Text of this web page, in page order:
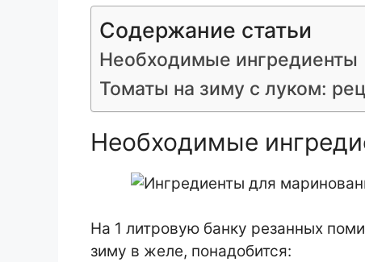
Содержание статьи
Необходимые ингредиенты
Томаты на зиму с луком:
Необходимые
На 1 литровую банку резанных
зиму в желе, понадобится: